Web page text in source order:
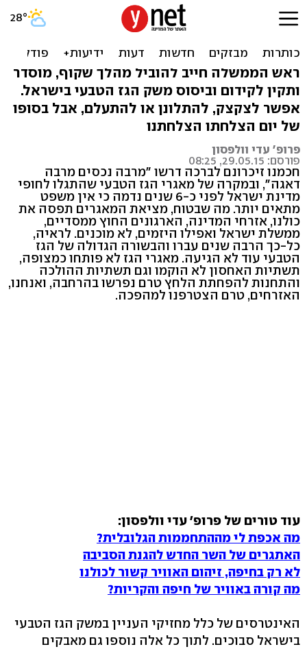
תנו גז - בינתיים אנחנו
מפסידים
ראש הממשלה חייב להוביל מהלך שקוף, מוסדר
ותקין לקידום וביסוס משק הגז הטבעי בישראל.
אפשר לצקצק, להתלונן או להתעלם, אבל בסופו
של יום הצלחתו הצלחתנו
פרופ' עדי וולפסון
פורסם: 29.05.15, 08:25
חכמנו זיכרונם לברכה דרשו "מרבה נכסים מרבה
דאגה", ובמקרה של מאגרי הגז הטבעי שהתגלו לחופי
מדינת ישראל לפני כ-6 שנים נדמה כי אין משפט
מתאים יותר. מה שבטוח, מציאת המאגרים תפסה את
כולנו, אזרחי המדינה, הארגונים החוץ ממסדיים,
ממשלת ישראל ואפילו היזמים, לא מוכנים. לראיה,
כל-כך הרבה שנים עברו והבשורה הגדולה של הגז
הטבעי עוד לא הגיעה. מאגרי הגז לא פותחו כמצופה,
תשתיות האחסון לא הוקמו וגם תשתיות ההולכה
והתחנות להפחתת הלחץ טרם נפרשו בהרחבה, ואנחנו,
האזרחים, טרם הצטרפנו למהפכה.
עוד טורים של פרופ' עדי וולפסון:
מה אכפת לי מההתחממות הגלובלית?
האתגרים של השר החדש להגנת הסביבה
לא רק בחיפה, זיהום האוויר קשור לכולנו
מה קורה באוויר של חיפה והקריות?
האינטרסים של כלל מחזיקי העניין במשק הגז הטבעי
בישראל סבוכים. לתוך כל אלה נוספו גם מאבקים